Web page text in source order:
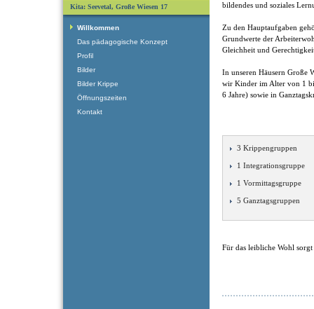
bildendes und soziales
Zu den Hauptaufgaben
Grundwerte der
Gleichheit und
In unseren Häusern Große
wir Kinder im Alter von 1
6 Jahre) sowie in
3 Krippengruppen
1 Integrationsgruppe
1 Vormittagsgruppe
5 Ganztagsgruppen
Für das leibliche Wohl
Kita: Seevetal, Große Wiesen 17
Willkommen
Das pädagogische Konzept
Profil
Bilder
Bilder Krippe
Öffnungszeiten
Kontakt